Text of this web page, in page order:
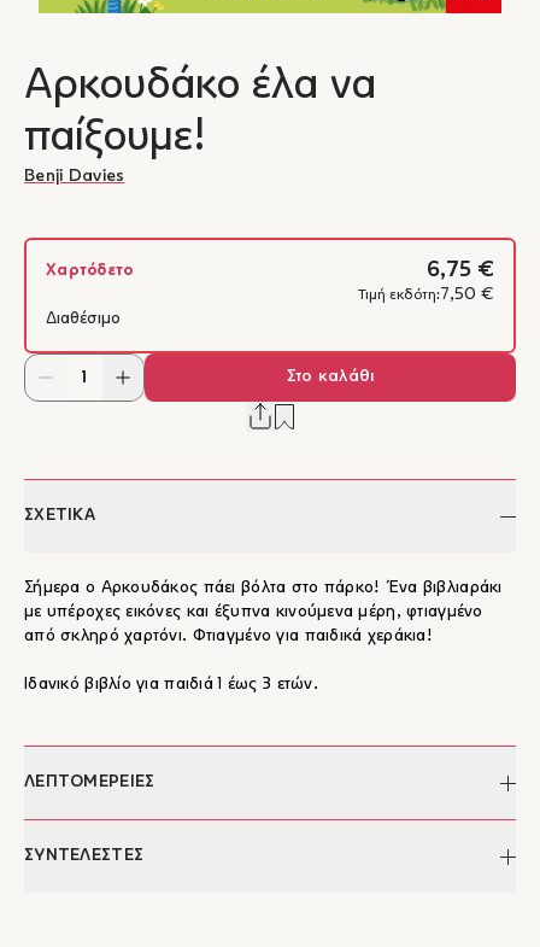
Αρκουδάκο έλα να
παίξουμε!
Benji Davies
Χαρτόδετο 6,75 €
Τιμή εκδότη:7,50 €
Διαθέσιμο
Στο καλάθι
ΣΧΕΤΙΚΑ
Σήμερα ο Αρκουδάκος πάει βόλτα στο πάρκο! Ένα βιβλιαράκι
με υπέροχες εικόνες και έξυπνα κινούμενα μέρη, φτιαγμένο
από σκληρό χαρτόνι. Φτιαγμένο για παιδικά χεράκια!
Ιδανικό βιβλίο για παιδιά 1 έως 3 ετών.
ΛΕΠΤΟΜΕΡΕΙΕΣ
Συγγραφέας:
ΣΥΝΤΕΛΕΣΤΕΣ